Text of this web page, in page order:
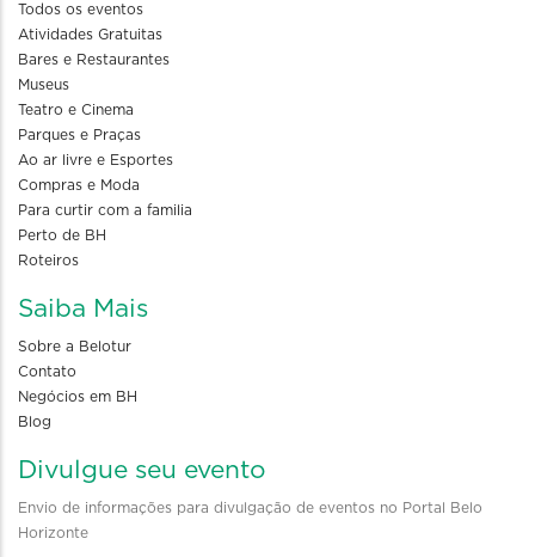
Todos os eventos
Atividades Gratuitas
Bares e Restaurantes
Museus
Teatro e Cinema
Parques e Praças
Ao ar livre e Esportes
Compras e Moda
Para curtir com a familia
Perto de BH
Roteiros
Saiba Mais
Sobre a Belotur
Contato
Negócios em BH
Blog
Divulgue seu evento
Envio de informações para divulgação de eventos no Portal Belo
Horizonte